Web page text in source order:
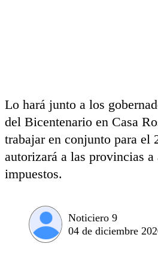
Lo hará junto a los
del Bicentenario en Casa
trabajar en conjunto para el
autorizará a las provincias a
impuestos.
Noticiero 9
04 de diciembre